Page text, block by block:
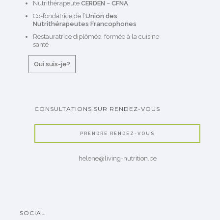
Nutrithérapeute CERDEN – CFNA
Co-fondatrice de l’Union des
Nutrithérapeutes Francophones
Restauratrice diplômée, formée à la cuisine
santé
Qui suis-je?
CONSULTATIONS SUR RENDEZ-VOUS
PRENDRE RENDEZ-VOUS
helene@living-nutrition.be
SOCIAL